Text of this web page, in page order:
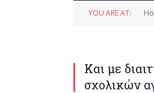
YOU ARE AT:
Και με
σχολικών